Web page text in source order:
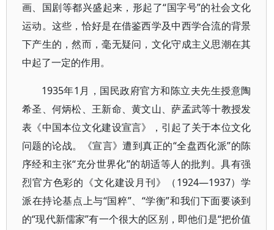
画、国剧等都兴盛起来，形起了“国字号”的社会文化
运动。这些，恰好是在借鉴西学及中西学合流的背景
下产生的，然而，毫无疑问，文化守成主义思潮在其
中起了一定的作用。
1935年1月，国民政府官方和陈立夫先生授意陶
希圣、何炳松、王新命、黄文山、萨孟武等十教授发
表《中国本位文化建设宣言》，引起了关于本位文化
问题的论战。《宣言》遭到真正的“全盘西化派”的陈
序经和主张“充分世界化”的胡适等人的批判。具有强
烈官方色彩的《文化建设月刊》（1924—1937）学
派在持论基点上与“国粹”、“学衡”和我们下面要谈到
的“现代新儒家”有一个很大的区别，即他们是“把价值